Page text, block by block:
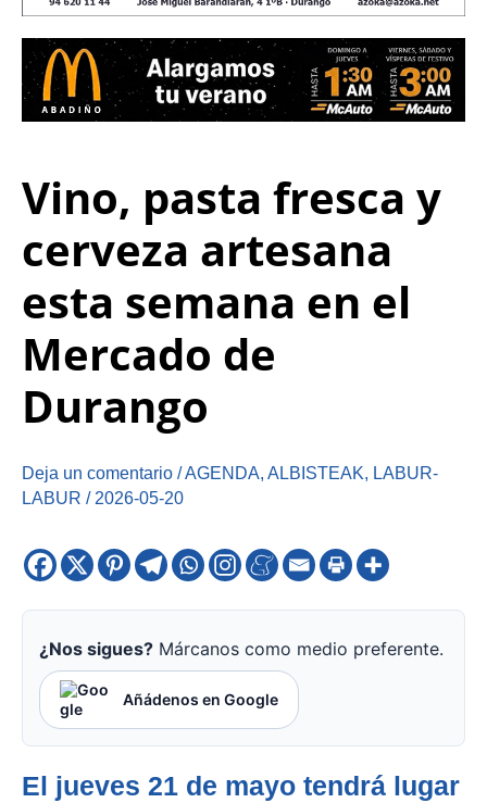
Vino, pasta fresca y
cerveza artesana
esta semana en el
Mercado de
Durango
Deja un comentario /AGENDA, ALBISTEAK, LABUR-
LABUR / 2026-05-20
¿Nos sigues? Márcanos como medio preferente.
Añádenos en Google
El jueves 21 de mayo tendrá lugar